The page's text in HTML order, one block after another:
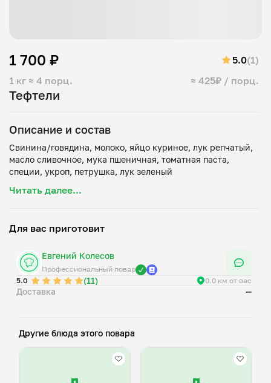
Тефтели
1 кг ≈ 4 порц. ≈ 425₽ / порц.
1 700 ₽ 5.0(1)
Описание и состав
Свинина/говядина, молоко, яйцо куриное, лук репчатый,
масло сливочное, мука пшеничная, томатная паста,
Читать далее...
Для вас приготовит
Евгений Колесов
Профессиональный повар
5.0
(11) 0.0 км от вас
Доставка —
Другие блюда этого повара